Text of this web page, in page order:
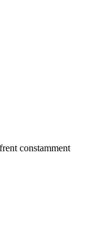
constamment